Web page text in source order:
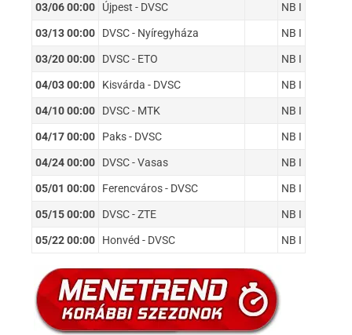
03/06 00:00 Újpest - DVSC NB I
03/13 00:00 DVSC - Nyíregyháza NB I
03/20 00:00 DVSC - ETO NB I
04/03 00:00 Kisvárda - DVSC NB I
04/10 00:00 DVSC - MTK NB I
04/17 00:00 Paks - DVSC NB I
04/24 00:00 DVSC - Vasas NB I
05/01 00:00 Ferencváros - DVSC NB I
05/15 00:00 DVSC - ZTE NB I
05/22 00:00 Honvéd - DVSC NB I